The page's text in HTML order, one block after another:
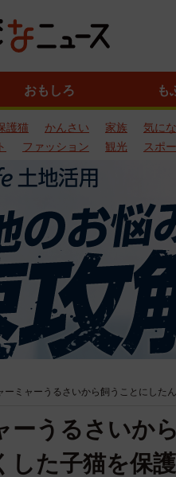
おもしろ も
護猫 かんさい 家族 気に
ファッション 観光 スポ
ーミャーうるさいから飼うことにし
ーうるさいか
した子猫を保